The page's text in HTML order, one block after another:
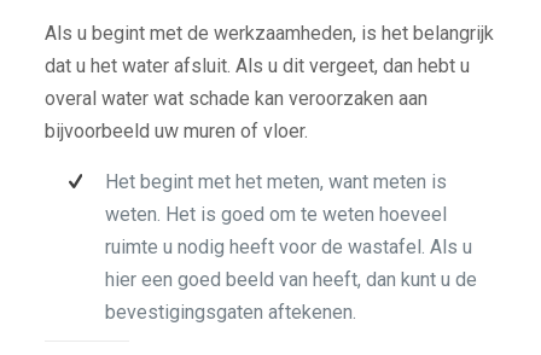
Als u begint met de werkzaamheden, is het belangrijk
dat u het water afsluit. Als u dit vergeet, dan hebt u
overal water wat schade kan veroorzaken aan
bijvoorbeeld uw muren of vloer.
Het begint met het meten, want meten is
weten. Het is goed om te weten hoeveel
ruimte u nodig heeft voor de wastafel. Als u
hier een goed beeld van heeft, dan kunt u de
bevestigingsgaten aftekenen.